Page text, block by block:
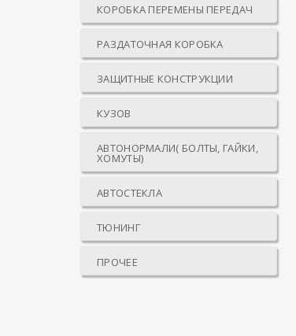
КОРОБКА ПЕРЕМЕНЫ ПЕРЕДАЧ
РАЗДАТОЧНАЯ КОРОБКА
ЗАЩИТНЫЕ КОНСТРУКЦИИ
КУЗОВ
АВТОНОРМАЛИ( БОЛТЫ, ГАЙКИ,
ХОМУТЫ)
АВТОСТЕКЛА
ТЮНИНГ
ПРОЧЕЕ